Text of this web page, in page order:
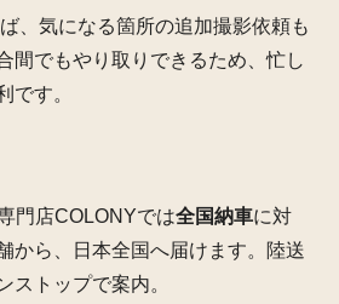
、気になる箇所の追加撮影依頼も
間でもやり取りできるため、忙し
です。
門店COLONYでは全国納車に対
から、日本全国へ届けます。陸送
ストップで案内。